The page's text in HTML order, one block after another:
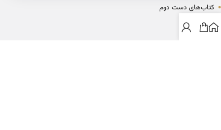
• کتاب‌های دست دوم
• بلاگ